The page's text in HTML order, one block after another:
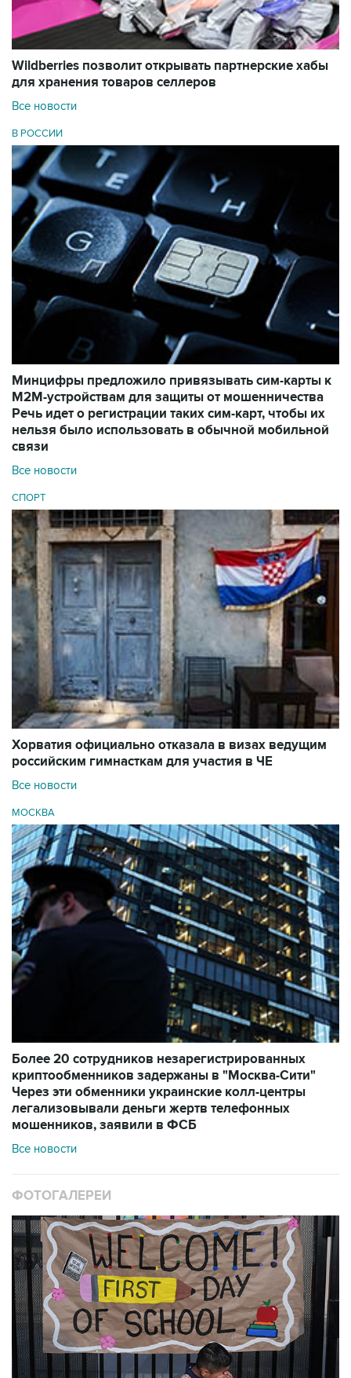
Wildberries позволит открывать партнерские хабы
для хранения товаров селлеров
Все новости
В РОССИИ
Минцифры предложило привязывать сим-карты к
M2M-устройствам для защиты от мошенничества
Речь идет о регистрации таких сим-карт, чтобы их
нельзя было использовать в обычной мобильной
связи
Все новости
СПОРТ
Хорватия официально отказала в визах ведущим
российским гимнасткам для участия в ЧЕ
Все новости
МОСКВА
Более 20 сотрудников незарегистрированных
криптообменников задержаны в "Москва-Сити"
Через эти обменники украинские колл-центры
легализовывали деньги жертв телефонных
мошенников, заявили в ФСБ
Все новости
ФОТОГАЛЕРЕИ